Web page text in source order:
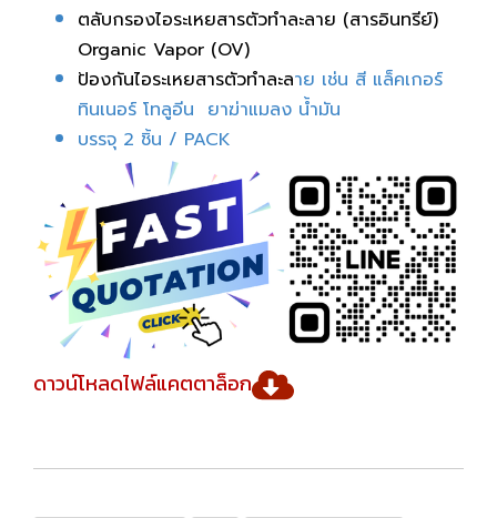
ตลับกรองไอระเหยสารตัวทำละลาย (สารอินทรีย์)
Organic Vapor (OV)
ป้องกันไอระเหยสารตัวทำละลาย เช่น สี แล็คเกอร์
ทินเนอร์ โทลูอีน ยาฆ่าแมลง น้ำมัน
บรรจุ 2 ชิ้น / PACK
ดาวน์โหลดไฟล์แคตตาล็อก